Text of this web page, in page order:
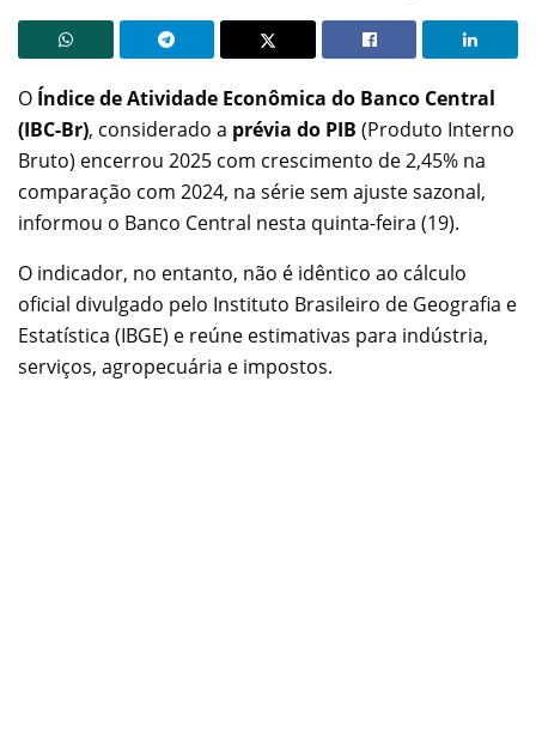
O Índice de Atividade Econômica do Banco Central
(IBC-Br), considerado a prévia do PIB (Produto Interno
Bruto) encerrou 2025 com crescimento de 2,45% na
comparação com 2024, na série sem ajuste sazonal,
informou o Banco Central nesta quinta-feira (19).
O indicador, no entanto, não é idêntico ao cálculo
oficial divulgado pelo Instituto Brasileiro de Geografia e
Estatística (IBGE) e reúne estimativas para indústria,
serviços, agropecuária e impostos.